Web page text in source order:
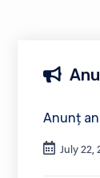
Anunț
July 22,